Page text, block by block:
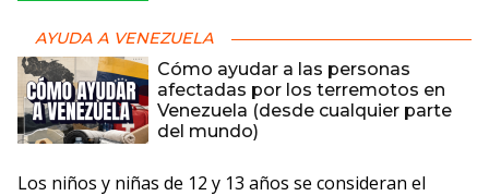
AYUDA A VENEZUELA
Cómo ayudar a las personas
afectadas por los terremotos en
Venezuela (desde cualquier parte
del mundo)
Los niños y niñas de 12 y 13 años se consideran el